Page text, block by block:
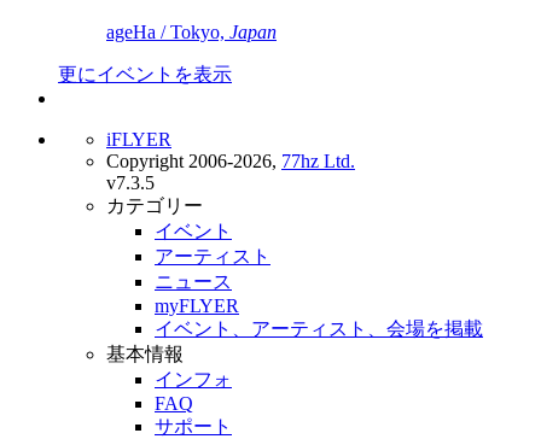
ageHa / Tokyo, Japan
更にイベントを表示
iFLYER
Copyright 2006-2026, 77hz Ltd.
v7.3.5
カテゴリー
イベント
アーティスト
ニュース
myFLYER
イベント、アーティスト、会場を掲載
基本情報
インフォ
FAQ
サポート